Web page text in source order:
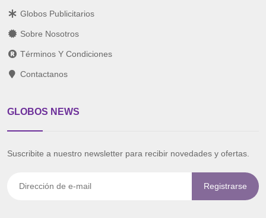
Globos Publicitarios
Sobre Nosotros
Términos Y Condiciones
Contactanos
GLOBOS NEWS
Suscribite a nuestro newsletter para recibir novedades y ofertas.